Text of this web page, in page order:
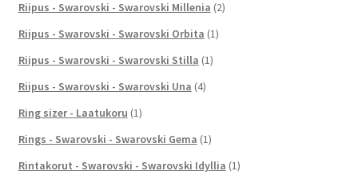
Riipus - Swarovski - Swarovski Millenia (2)
Riipus - Swarovski - Swarovski Orbita (1)
Riipus - Swarovski - Swarovski Stilla (1)
Riipus - Swarovski - Swarovski Una (4)
Ring sizer - Laatukoru (1)
Rings - Swarovski - Swarovski Gema (1)
Rintakorut - Swarovski - Swarovski Idyllia (1)